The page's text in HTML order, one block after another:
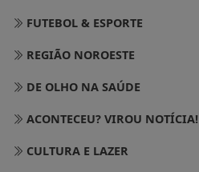
FUTEBOL & ESPORTE
REGIÃO NOROESTE
DE OLHO NA SAÚDE
ACONTECEU? VIROU NOTÍCIA!
CULTURA E LAZER